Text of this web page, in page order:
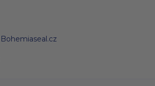
Bohemiaseal.cz